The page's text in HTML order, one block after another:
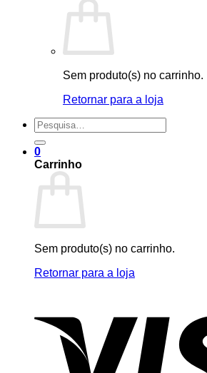
Sem produto(s) no carrinho.
Retornar para a loja
Pesquisar
por:
0
Carrinho
Sem produto(s) no carrinho.
Retornar para a loja